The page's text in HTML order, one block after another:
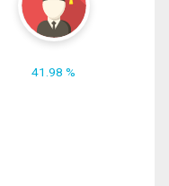
41.98 %